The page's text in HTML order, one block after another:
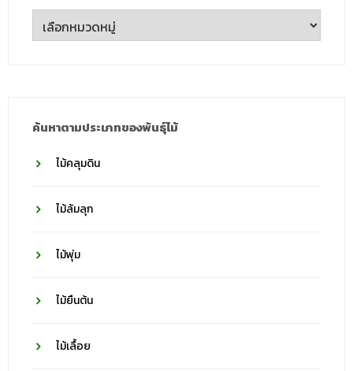
ค้นหา
ตาม
ค้นหาตามประเภทของพันธุ์ไม้
ไม้คลุมดิน
ไม้ล้มลุก
ไม้พุ่ม
ไม้ยืนต้น
ไม้เลื้อย